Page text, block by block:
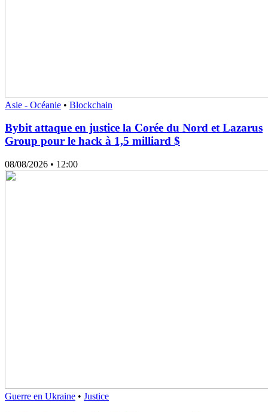
Asie - Océanie • Blockchain
Bybit attaque en justice la Corée du Nord et Lazarus
Group pour le hack à 1,5 milliard $
08/08/2026 • 12:00
Guerre en Ukraine • Justice